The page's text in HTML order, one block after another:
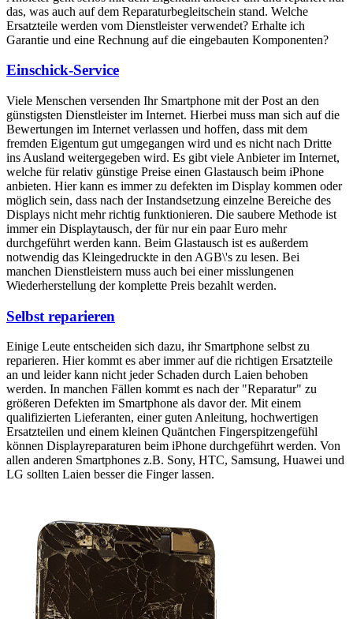
das, was auch auf dem Reparaturbegleitschein stand. Welche
Ersatzteile werden vom Dienstleister verwendet? Erhalte ich
Garantie und eine Rechnung auf die eingebauten Komponenten?
Einschick-Service
Viele Menschen versenden Ihr Smartphone mit der Post an den
günstigsten Dienstleister im Internet. Hierbei muss man sich auf die
Bewertungen im Internet verlassen und hoffen, dass mit dem
fremden Eigentum gut umgegangen wird und es nicht nach Dritte
ins Ausland weitergegeben wird. Es gibt viele Anbieter im Internet,
welche für relativ günstige Preise einen Glastausch beim iPhone
anbieten. Hier kann es immer zu defekten im Display kommen oder
möglich sein, dass nach der Instandsetzung einzelne Bereiche des
Displays nicht mehr richtig funktionieren. Die saubere Methode ist
immer ein Displaytausch, der für nur ein paar Euro mehr
durchgeführt werden kann. Beim Glastausch ist es außerdem
notwendig das Kleingedruckte in den AGB\'s zu lesen. Bei
manchen Dienstleistern muss auch bei einer misslungenen
Wiederherstellung der komplette Preis bezahlt werden.
Selbst reparieren
Einige Leute entscheiden sich dazu, ihr Smartphone selbst zu
reparieren. Hier kommt es aber immer auf die richtigen Ersatzteile
an und leider kann nicht jeder Schaden durch Laien behoben
werden. In manchen Fällen kommt es nach der "Reparatur" zu
größeren Defekten im Smartphone als davor der. Mit einem
qualifizierten Lieferanten, einer guten Anleitung, hochwertigen
Ersatzteilen und einem kleinen Quäntchen Fingerspitzengefühl
können Displayreparaturen beim iPhone durchgeführt werden. Von
allen anderen Smartphones z.B. Sony, HTC, Samsung, Huawei und
LG sollten Laien besser die Finger lassen.